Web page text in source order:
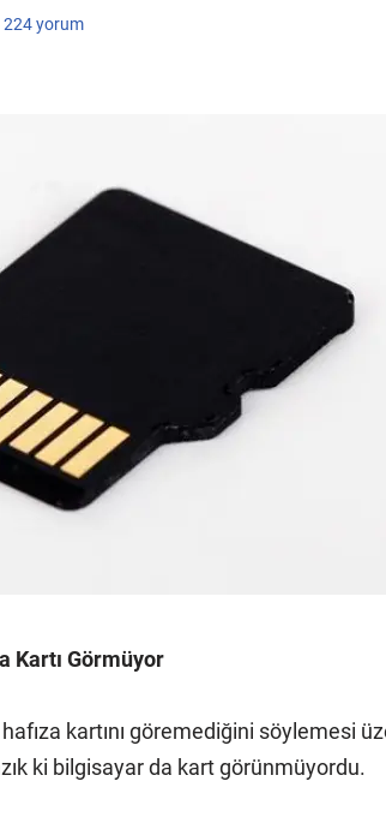
224 yorum
Kartı Görmüyor
hafıza kartını göremediğini söylemesi
ki bilgisayar da kart görünmüyordu.